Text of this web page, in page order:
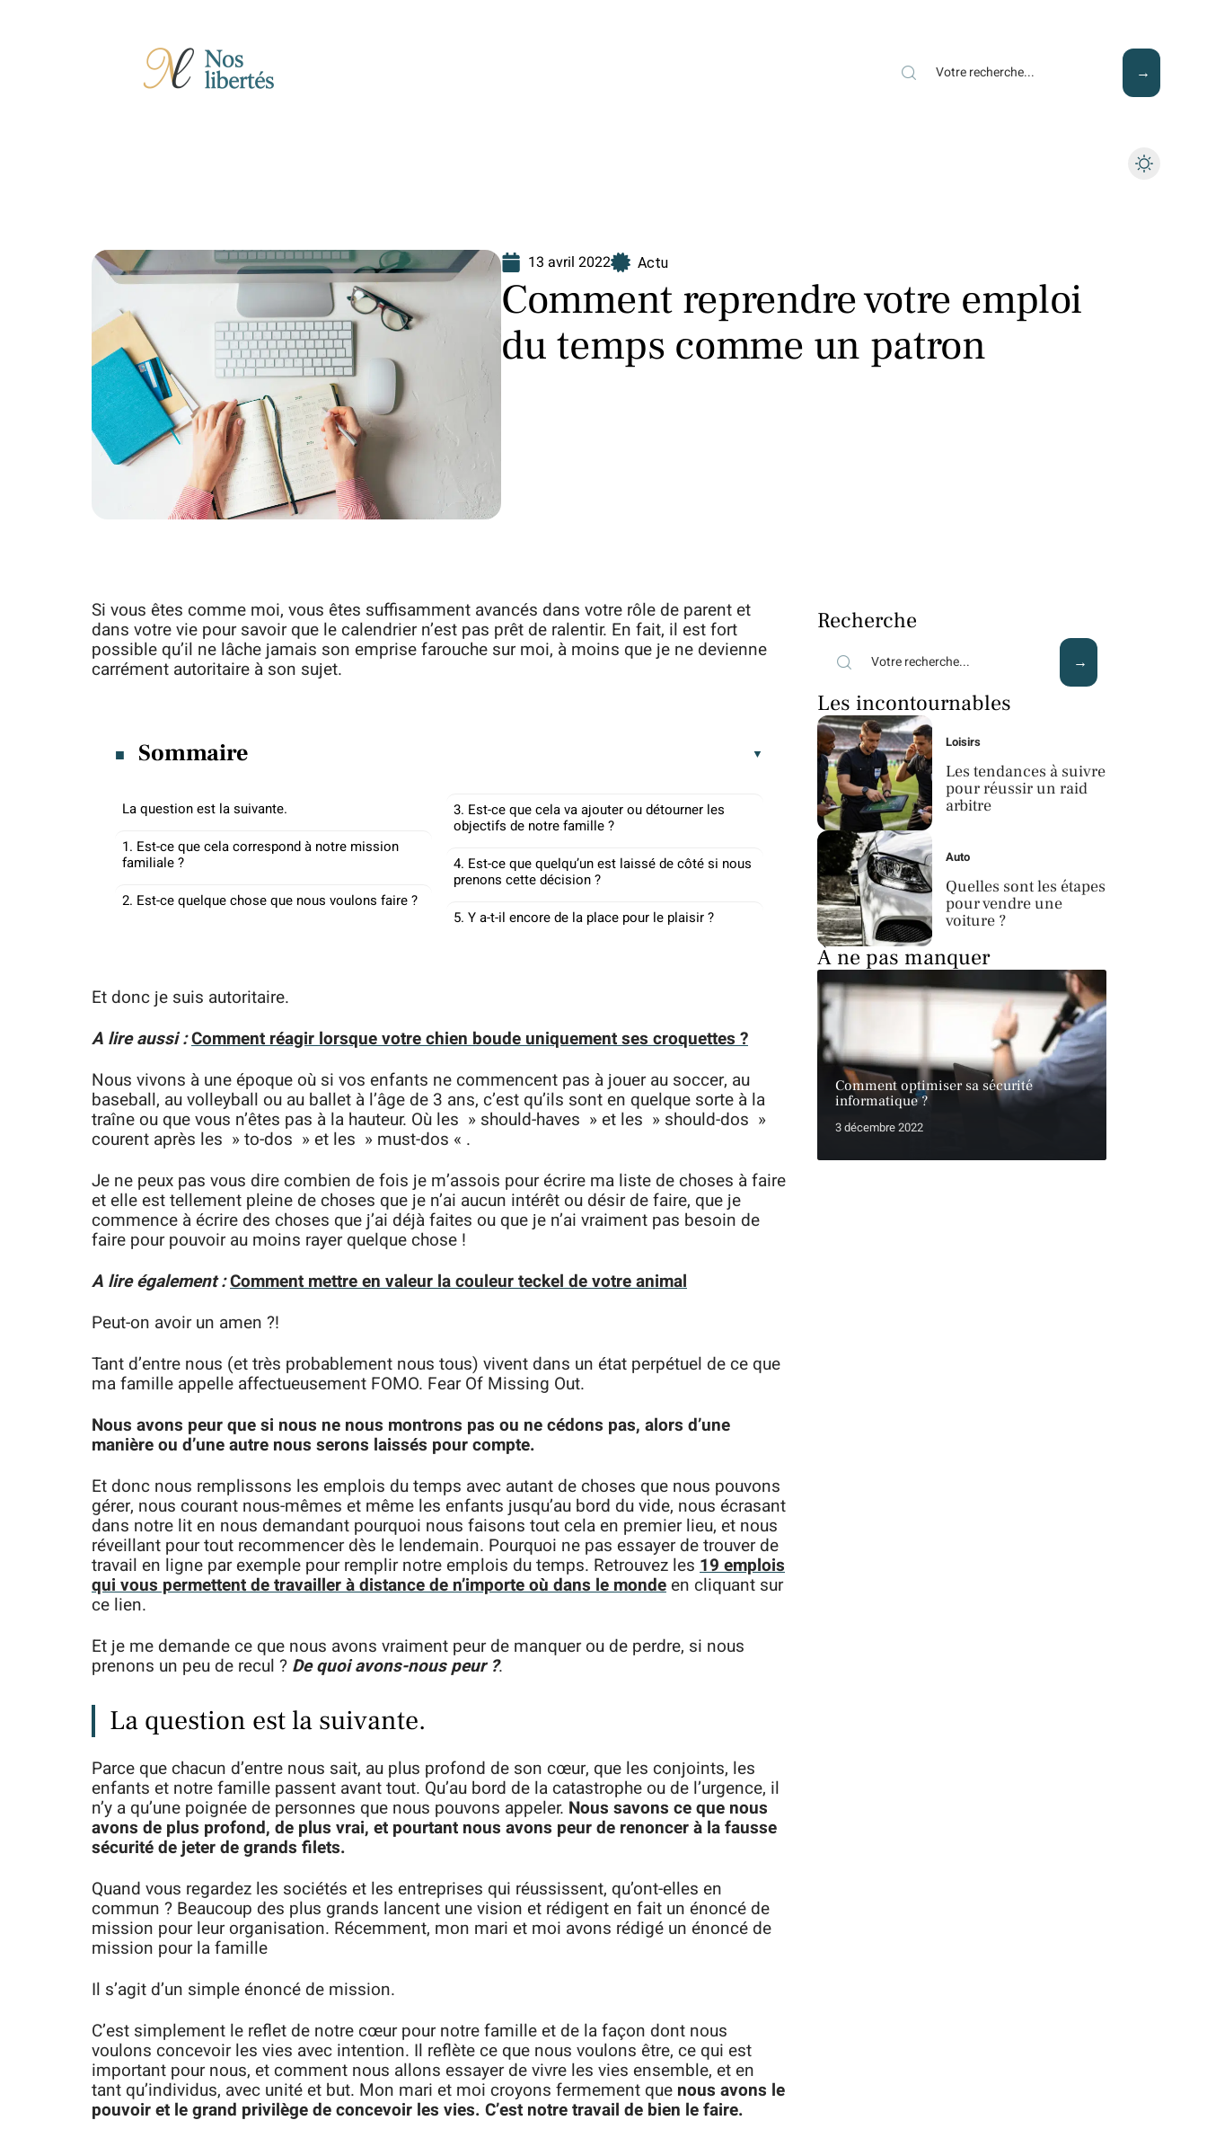
13 avril 2022 Actu
Comment reprendre votre emploi
du temps comme un patron
Si vous êtes comme moi, vous êtes suffisamment avancés dans votre rôle de parent et
dans votre vie pour savoir que le calendrier n’est pas prêt de ralentir. En fait, il est fort
possible qu’il ne lâche jamais son emprise farouche sur moi, à moins que je ne devienne
carrément autoritaire à son sujet.
Sommaire
La question est la suivante.
1. Est-ce que cela correspond à notre mission
familiale ?
2. Est-ce quelque chose que nous voulons faire ?
3. Est-ce que cela va ajouter ou détourner les
objectifs de notre famille ?
4. Est-ce que quelqu’un est laissé de côté si nous
prenons cette décision ?
5. Y a-t-il encore de la place pour le plaisir ?
Et donc je suis autoritaire.
A lire aussi :Comment réagir lorsque votre chien boude uniquement ses croquettes ?
Nous vivons à une époque où si vos enfants ne commencent pas à jouer au soccer, au
baseball, au volleyball ou au ballet à l’âge de 3 ans, c’est qu’ils sont en quelque sorte à la
traîne ou que vous n’êtes pas à la hauteur. Où les » should-haves » et les » should-dos »
courent après les » to-dos » et les » must-dos « .
Je ne peux pas vous dire combien de fois je m’assois pour écrire ma liste de choses à faire
et elle est tellement pleine de choses que je n’ai aucun intérêt ou désir de faire, que je
commence à écrire des choses que j’ai déjà faites ou que je n’ai vraiment pas besoin de
faire pour pouvoir au moins rayer quelque chose !
A lire également :Comment mettre en valeur la couleur teckel de votre animal
Peut-on avoir un amen ?!
Tant d’entre nous (et très probablement nous tous) vivent dans un état perpétuel de ce que
ma famille appelle affectueusement FOMO. Fear Of Missing Out.
Nous avons peur que si nous ne nous montrons pas ou ne cédons pas, alors d’une
manière ou d’une autre nous serons laissés pour compte.
Et donc nous remplissons les emplois du temps avec autant de choses que nous pouvons
gérer, nous courant nous-mêmes et même les enfants jusqu’au bord du vide, nous écrasant
dans notre lit en nous demandant pourquoi nous faisons tout cela en premier lieu, et nous
réveillant pour tout recommencer dès le lendemain. Pourquoi ne pas essayer de trouver de
travail en ligne par exemple pour remplir notre emplois du temps. Retrouvez les 19 emplois
qui vous permettent de travailler à distance de n’importe où dans le mondeen cliquant sur
ce lien.
Et je me demande ce que nous avons vraiment peur de manquer ou de perdre, si nous
prenons un peu de recul ? De quoi avons-nous peur ?.
La question est la suivante.
Parce que chacun d’entre nous sait, au plus profond de son cœur, que les conjoints, les
enfants et notre famille passent avant tout. Qu’au bord de la catastrophe ou de l’urgence, il
n’y a qu’une poignée de personnes que nous pouvons appeler. Nous savons ce que nous
avons de plus profond, de plus vrai, et pourtant nous avons peur de renoncer à la fausse
sécurité de jeter de grands filets.
Quand vous regardez les sociétés et les entreprises qui réussissent, qu’ont-elles en
commun ? Beaucoup des plus grands lancent une vision et rédigent en fait un énoncé de
mission pour leur organisation. Récemment, mon mari et moi avons rédigé un énoncé de
mission pour la famille
Il s’agit d’un simple énoncé de mission.
C’est simplement le reflet de notre cœur pour notre famille et de la façon dont nous
voulons concevoir les vies avec intention. Il reflète ce que nous voulons être, ce qui est
important pour nous, et comment nous allons essayer de vivre les vies ensemble, et en
tant qu’individus, avec unité et but. Mon mari et moi croyons fermement que nous avons le
pouvoir et le grand privilège de concevoir les vies. C’est notre travail de bien le faire.
Recherche
Les incontournables
Loisirs
Les tendances à suivre
pour réussir un raid
arbitre
Auto
Quelles sont les étapes
pour vendre une
voiture ?
À ne pas manquer
Comment optimiser sa sécurité
informatique ?
3 décembre 2022